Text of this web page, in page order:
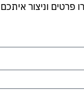
פרטים וניצור